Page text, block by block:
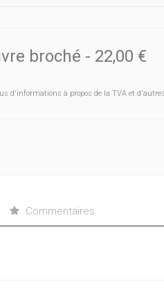
modèles utilisés en éthologie.
broché - 22,00 €
d'informations à propos de la TVA et
Commentaires